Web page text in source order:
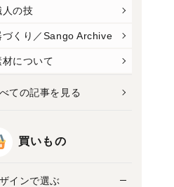
人の技
づくり／Sango Archive
材について
ての記事を見る
買いもの
インで選ぶ